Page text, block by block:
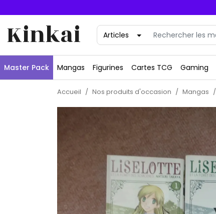
Kinkai
Master Pack Mangas Figurines Cartes TCG Gaming
Accueil Nos produits d'occasion Mangas